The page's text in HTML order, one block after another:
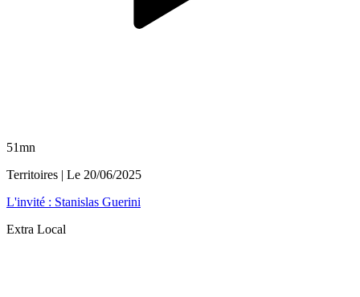
51mn
Territoires | Le 20/06/2025
L'invité : Stanislas Guerini
Extra Local